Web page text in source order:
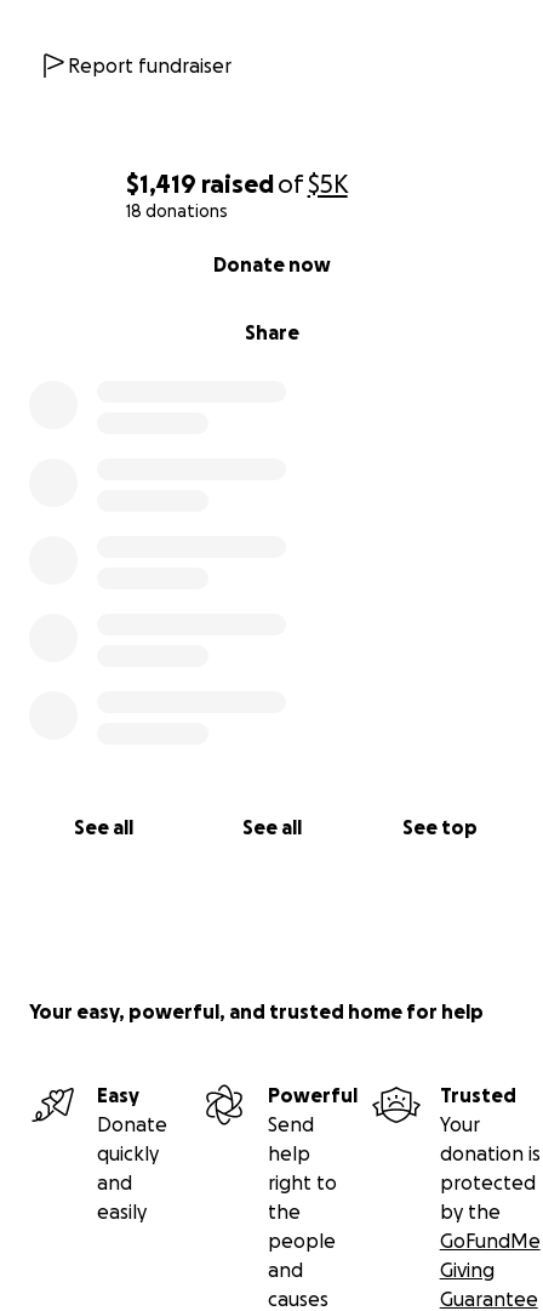
$1,419 raisedof$5K
18 donations
Share
Donate now
See all See all See top
Report fundraiser
Your easy, powerful, and trusted home for help
Easy
Donate
quickly
and
easily
Powerful
Send
help
right to
the
people
and
causes
Trusted
Your
donation is
protected
by the
GoFundMe
Giving
Guarantee